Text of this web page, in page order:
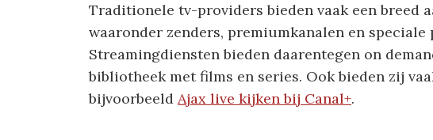
Traditionele tv-providers bieden vaak een breed
waaronder zenders, premiumkanalen en
Streamingdiensten bieden daarentegen on
bibliotheek met films en series. Ook bieden zij
bijvoorbeeld Ajax live kijken bij Canal+.